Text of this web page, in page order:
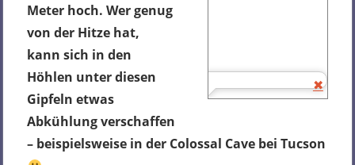
Meter hoch. Wer genug
von der Hitze hat,
kann sich in den
Höhlen unter diesen
Gipfeln etwas
Abkühlung verschaffen
– beispielsweise in der Colossal Cave bei Tucson